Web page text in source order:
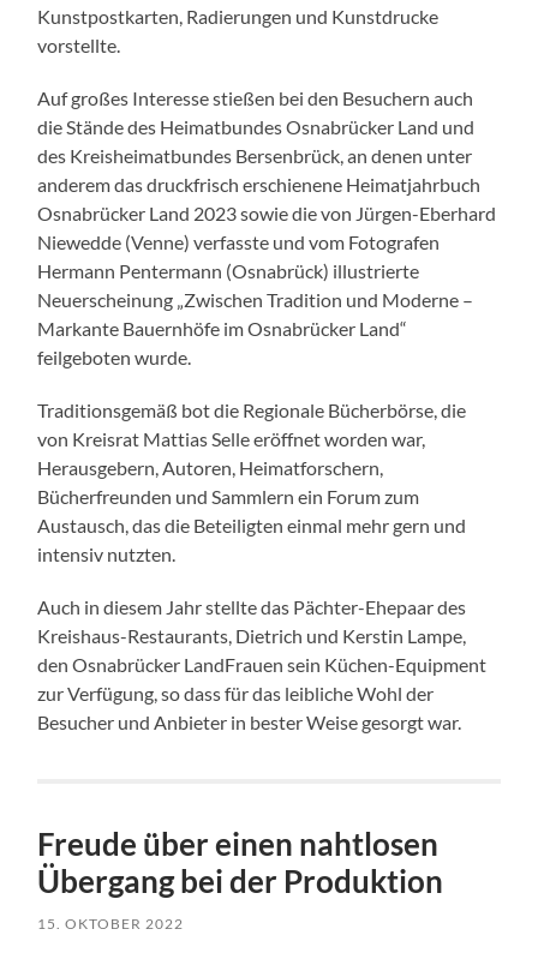
Kunstpostkarten, Radierungen und Kunstdrucke
vorstellte.
Auf großes Interesse stießen bei den Besuchern auch
die Stände des Heimatbundes Osnabrücker Land und
des Kreisheimatbundes Bersenbrück, an denen unter
anderem das druckfrisch erschienene Heimatjahrbuch
Osnabrücker Land 2023 sowie die von Jürgen-Eberhard
Niewedde (Venne) verfasste und vom Fotografen
Hermann Pentermann (Osnabrück) illustrierte
Neuerscheinung „Zwischen Tradition und Moderne –
Markante Bauernhöfe im Osnabrücker Land“
feilgeboten wurde.
Traditionsgemäß bot die Regionale Bücherbörse, die
von Kreisrat Mattias Selle eröffnet worden war,
Herausgebern, Autoren, Heimatforschern,
Bücherfreunden und Sammlern ein Forum zum
Austausch, das die Beteiligten einmal mehr gern und
intensiv nutzten.
Auch in diesem Jahr stellte das Pächter-Ehepaar des
Kreishaus-Restaurants, Dietrich und Kerstin Lampe,
den Osnabrücker LandFrauen sein Küchen-Equipment
zur Verfügung, so dass für das leibliche Wohl der
Besucher und Anbieter in bester Weise gesorgt war.
Freude über einen nahtlosen
Übergang bei der Produktion
15. OKTOBER 2022